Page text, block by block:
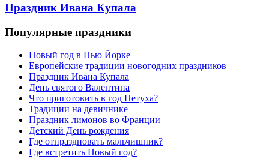
Праздник Ивана Купала
Популярные праздники
Новый год в Нью Йорке
Европейские традиции новогодних праздников
Праздник Ивана Купала
День святого Валентина
Что приготовить в год Петуха?
Традиции на девичнике
Праздник лимонов во Франции
Детский День рождения
Где отпраздновать мальчишник?
Где встретить Новый год?